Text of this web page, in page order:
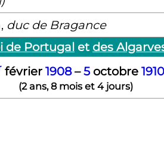
duc de Bragance
de Portugal et des
février 1908–5octobre 1910
(2 ans, 8 mois et 4 jours)